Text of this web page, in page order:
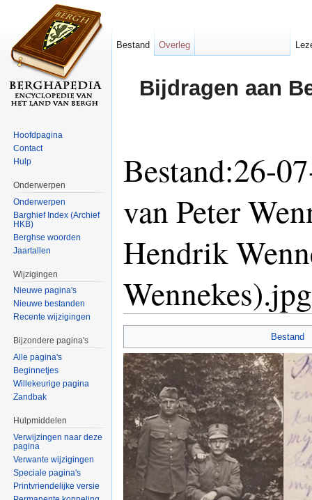
Bijdragen aan
Bestand:26-
van Peter
Hendrik
Wennekes).jpg
Bestand
Bestand Overleg
Hoofdpagina
Contact
Hulp
Onderwerpen
Onderwerpen
Barghief Index (Archief
HKB)
Berghse woorden
Jaartallen
Wijzigingen
Nieuwe pagina's
Nieuwe bestanden
Recente wijzigingen
Bijzondere pagina's
Alle pagina's
Beginnetjes
Willekeurige pagina
Zandbak
Hulpmiddelen
Verwijzingen naar deze
pagina
Verwante wijzigingen
Speciale pagina's
Printvriendelijke versie